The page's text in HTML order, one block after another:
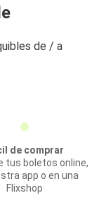
de / a
de comprar
tus boletos online,
app o en una
Flixshop